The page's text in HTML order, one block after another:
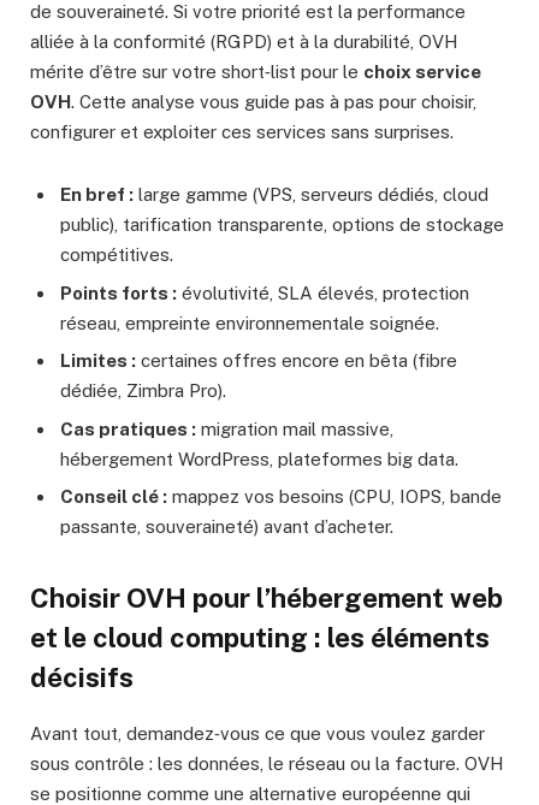
de souveraineté. Si votre priorité est la performance
alliée à la conformité (RGPD) et à la durabilité, OVH
mérite d’être sur votre short‑list pour le choix service
OVH. Cette analyse vous guide pas à pas pour choisir,
configurer et exploiter ces services sans surprises.
En bref : large gamme (VPS, serveurs dédiés, cloud
public), tarification transparente, options de stockage
compétitives.
Points forts : évolutivité, SLA élevés, protection
réseau, empreinte environnementale soignée.
Limites : certaines offres encore en bêta (fibre
dédiée, Zimbra Pro).
Cas pratiques : migration mail massive,
hébergement WordPress, plateformes big data.
Conseil clé : mappez vos besoins (CPU, IOPS, bande
passante, souveraineté) avant d’acheter.
Choisir OVH pour l’hébergement web
et le cloud computing : les éléments
décisifs
Avant tout, demandez‑vous ce que vous voulez garder
sous contrôle : les données, le réseau ou la facture. OVH
se positionne comme une alternative européenne qui